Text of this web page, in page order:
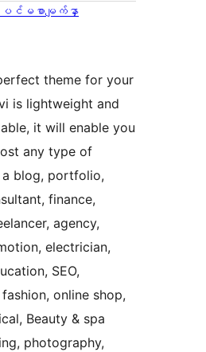
င်မစာမျက်နှာ
theme for your
is lightweight and
it will enable you
any type of
blog, portfolio,
finance,
agency,
electrician,
SEO,
online shop,
Beauty & spa
photography,